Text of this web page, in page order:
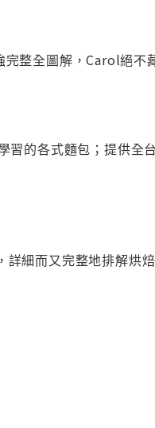
整全圖解，Carol絕不
的各式麵包；提供全
細而又完整地排解烘